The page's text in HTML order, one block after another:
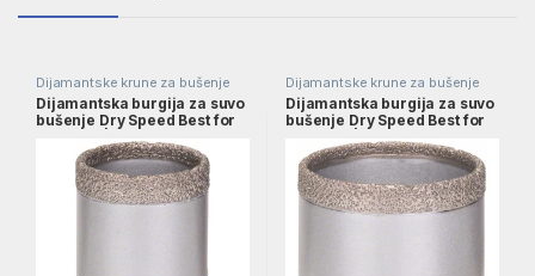
Dijamantske krune za bušenje
Dijamantska burgija za suvo
bušenje Dry Speed Best for
Ceramic | 2608587124
Dijamantske krune za bušenje
Dijamantska burgija za suvo
bušenje Dry Speed Best for
Ceramic | 2608587129